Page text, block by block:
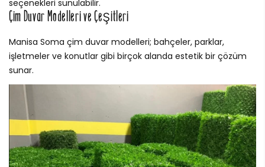
seçenekleri sunulabilir.
Çim Duvar Modelleri ve Çeşitleri
Manisa Soma çim duvar modelleri; bahçeler, parklar,
işletmeler ve konutlar gibi birçok alanda estetik bir çözüm
sunar.